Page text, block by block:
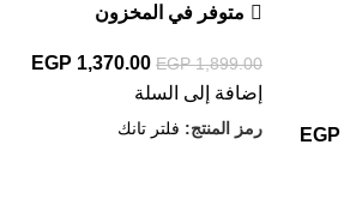
EGP
متوفر في المخزون
EGP1,899.00
EGP 1,370.00
إضافة إلى السلة
رمز المنتج: فلتر تانك